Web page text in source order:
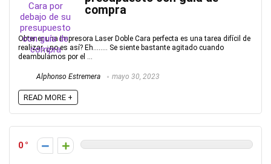
compra
Obtener una Impresora Laser Doble Cara perfecta es una tarea difícil de
realizar, ¿no es así? Eh…….. Se siente bastante agitado cuando
deambulamos por el ...
Alphonso Estremera mayo 30, 2023
READ MORE +
0